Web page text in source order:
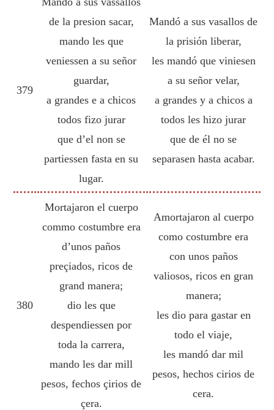
379
de la presion sacar,
mando les que
veniessen a su señor
guardar,
a grandes e a chicos
todos fizo jurar
que d’el non se
partiessen fasta en su
lugar.
Mandó a sus vasallos de
la prisión liberar,
les mandó que viniesen
a su señor velar,
a grandes y a chicos a
todos les hizo jurar
que de él no se
separasen hasta acabar.
380
Mortajaron el cuerpo
commo costumbre era
d’unos paños
preçiados, ricos de
grand manera;
dio les que
despendiessen por
toda la carrera,
mando les dar mill
pesos, fechos çirios de
çera.
Amortajaron al cuerpo
como costumbre era
con unos paños
valiosos, ricos en gran
manera;
les dio para gastar en
todo el viaje,
les mandó dar mil
pesos, hechos cirios de
cera.